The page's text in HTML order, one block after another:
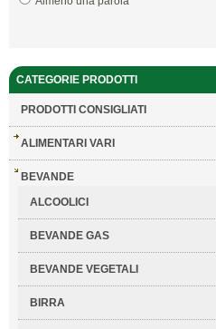
CATEGORIE PRODOTTI
PRODOTTI CONSIGLIATI
ALIMENTARI VARI
BEVANDE
ALCOOLICI
BEVANDE GAS
BEVANDE VEGETALI
BIRRA